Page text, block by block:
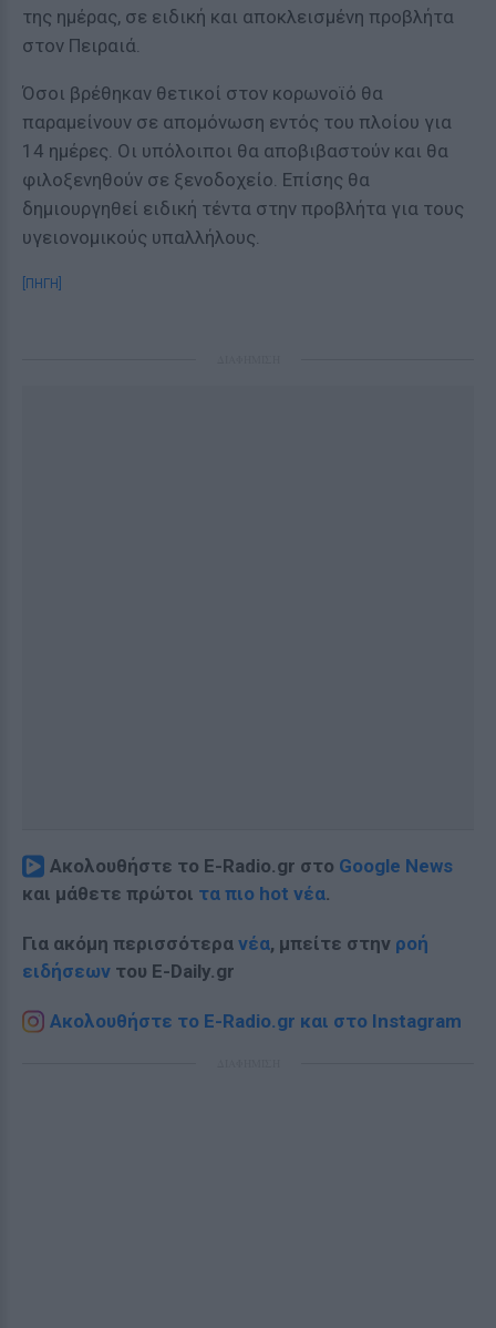
της ημέρας, σε ειδική και αποκλεισμένη προβλήτα
στον Πειραιά.
Όσοι βρέθηκαν θετικοί στον κορωνοϊό θα
παραμείνουν σε απομόνωση εντός του πλοίου για
14 ημέρες. Οι υπόλοιποι θα αποβιβαστούν και θα
φιλοξενηθούν σε ξενοδοχείο. Επίσης θα
δημιουργηθεί ειδική τέντα στην προβλήτα για τους
υγειονομικούς υπαλλήλους.
[ΠΗΓΗ]
Ακολουθήστε το E-Radio.gr στο Google News
και μάθετε πρώτοι τα πιο hot νέα.
Για ακόμη περισσότερα νέα, μπείτε στην ροή
ειδήσεων του E-Daily.gr
Ακολουθήστε το E-Radio.gr και στο Instagram